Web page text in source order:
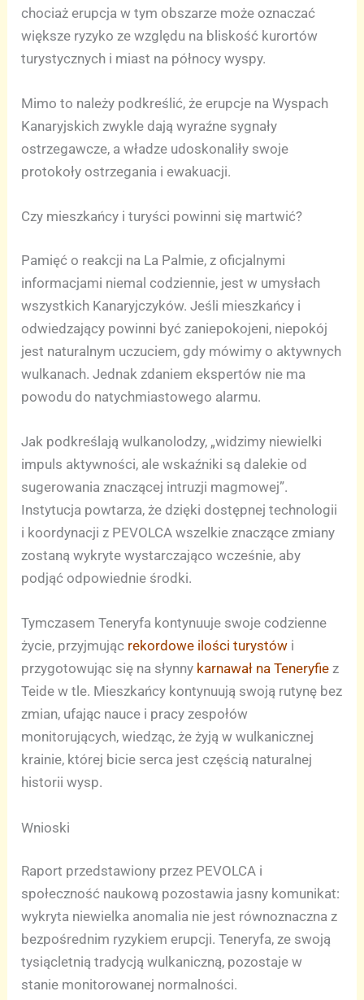
chociaż erupcja w tym obszarze może oznaczać
większe ryzyko ze względu na bliskość kurortów
turystycznych i miast na północy wyspy.
Mimo to należy podkreślić, że erupcje na Wyspach
Kanaryjskich zwykle dają wyraźne sygnały
ostrzegawcze, a władze udoskonaliły swoje
protokoły ostrzegania i ewakuacji.
Czy mieszkańcy i turyści powinni się martwić?
Pamięć o reakcji na La Palmie, z oficjalnymi
informacjami niemal codziennie, jest w umysłach
wszystkich Kanaryjczyków. Jeśli mieszkańcy i
odwiedzający powinni być zaniepokojeni, niepokój
jest naturalnym uczuciem, gdy mówimy o aktywnych
wulkanach. Jednak zdaniem ekspertów nie ma
powodu do natychmiastowego alarmu.
Jak podkreślają wulkanolodzy, „widzimy niewielki
impuls aktywności, ale wskaźniki są dalekie od
sugerowania znaczącej intruzji magmowej”.
Instytucja powtarza, że dzięki dostępnej technologii
i koordynacji z PEVOLCA wszelkie znaczące zmiany
zostaną wykryte wystarczająco wcześnie, aby
podjąć odpowiednie środki.
Tymczasem Teneryfa kontynuuje swoje codzienne
życie, przyjmując rekordowe ilości turystów i
przygotowując się na słynny karnawał na Teneryfie z
Teide w tle. Mieszkańcy kontynuują swoją rutynę bez
zmian, ufając nauce i pracy zespołów
monitorujących, wiedząc, że żyją w wulkanicznej
krainie, której bicie serca jest częścią naturalnej
historii wysp.
Wnioski
Raport przedstawiony przez PEVOLCA i
społeczność naukową pozostawia jasny komunikat:
wykryta niewielka anomalia nie jest równoznaczna z
bezpośrednim ryzykiem erupcji. Teneryfa, ze swoją
tysiącletnią tradycją wulkaniczną, pozostaje w
stanie monitorowanej normalności.